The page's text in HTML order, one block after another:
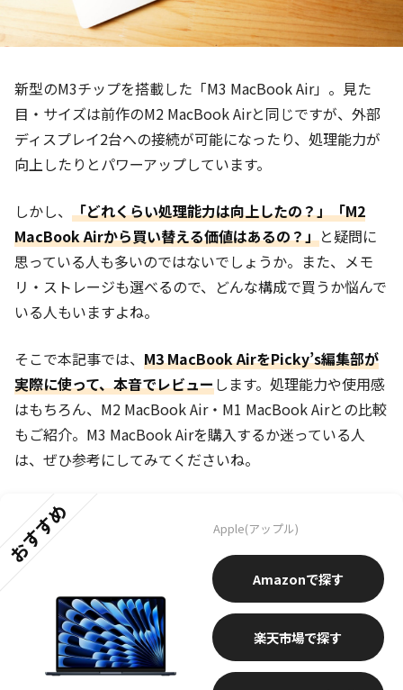
新型のM3チップを搭載した「M3 MacBook Air」。見た
目・サイズは前作のM2 MacBook Airと同じですが、外部
ディスプレイ2台への接続が可能になったり、処理能力が
向上したりとパワーアップしています。
しかし、 「どれくらい処理能力は向上したの？」「M2
MacBook Airから買い替える価値はあるの？」と疑問に
思っている人も多いのではないでしょうか。また、メモ
リ・ストレージも選べるので、どんな構成で買うか悩んで
いる人もいますよね。
そこで本記事では、 M3 MacBook AirをPicky’s編集部が
実際に使って、本音でレビューします。処理能力や使用感
はもちろん、M2 MacBook Air・M1 MacBook Airとの比較
もご紹介。M3 MacBook Airを購入するか迷っている人
は、ぜひ参考にしてみてくださいね。
おすすめ Apple(アップル)
楽天市場
Amazon